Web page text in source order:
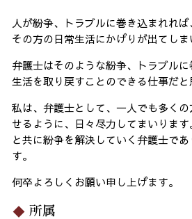
人が紛争、トラブルに巻き込まれれ
その方の日常生活にかげりが出てしま
弁護士はそのような紛争、トラブル
生活を取り戻すことのできる仕事だと
私は、弁護士として、一人でも多く
せるように、日々尽力してまいりま
と共に紛争を解決していく弁護士で
す。
何卒よろしくお願い申し上げます。
所属